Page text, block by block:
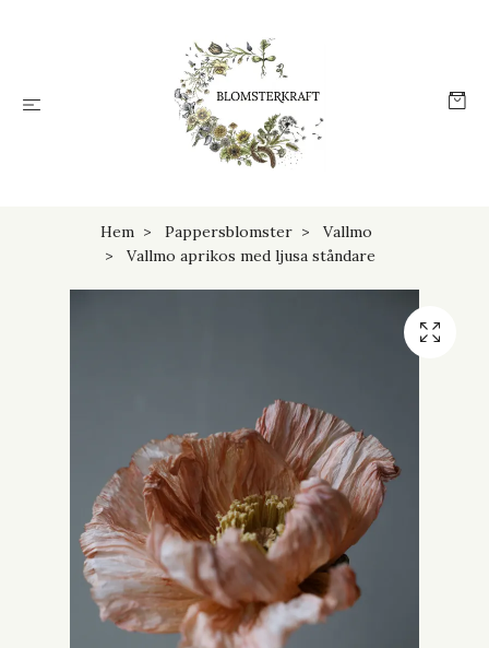
Hem Pappersblomster
Vallmo
Vallmo aprikos med ljusa ståndare